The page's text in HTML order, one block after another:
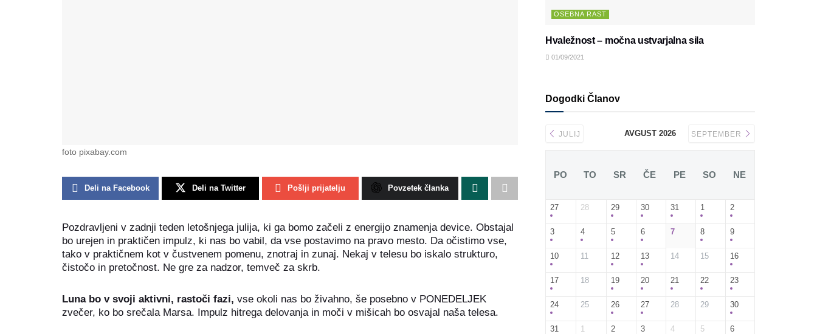
foto pixabay.com
Deli na Facebook Deli na Twitter Pošlji prijatelju Povzetek članka
Pozdravljeni v zadnji teden letošnjega julija, ki ga bomo začeli z energijo znamenja device. Obstajal
bo urejen in praktičen impulz, ki nas bo vabil, da vse postavimo na pravo mesto. Da očistimo vse,
tako v praktičnem kot v čustvenem pomenu, znotraj in zunaj. Nekaj v telesu bo iskalo strukturo,
čistočo in pretočnost. Ne gre za nadzor, temveč za skrb.
Luna bo v svoji aktivni, rastoči fazi, vse okoli nas bo živahno, še posebno v PONEDELJEK
zvečer, ko bo srečala Marsa. Impulz hitrega delovanja in moči v mišicah bo osvajal naša telesa.
OSEBNA RAST
Hvaležnost – močna ustvarjalna sila
01/09/2021
Dogodki Članov
JULIJ AVGUST 2026 SEPTEMBER
PO TO SR ČE PE SO NE
27 28 29 30 31 1 2
3 4 5 6 7 8 9
10 11 12 13 14 15 16
17 18 19 20 21 22 23
24 25 26 27 28 29 30
31 1 2 3 4 5 6